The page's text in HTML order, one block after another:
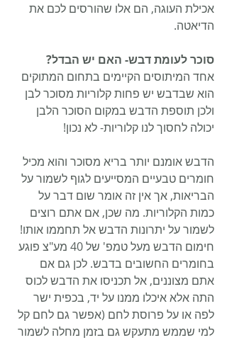
אכילת העוגה, הם אלו שהורסים לכם את
הדיאטה.
סוכר לעומת דבש- האם יש הבדל?
אחד המיתוסים הקיימים בתחום המתוקים
הוא שבדבש יש פחות קלוריות מסוכר לבן
ולכן תוספת הדבש במקום הסוכר הלבן
יכולה לחסוך לנו קלוריות- לא נכון!
הדבש אומנם יותר בריא מסוכר והוא מכיל
חומרים טבעיים המסייעים לגוף לשמור על
הבריאות, אך אין זה אומר שום דבר על
כמות הקלוריות. מה שכן, אם אתם רוצים
לשמור על יתרונות הדבש אל תחממו אותו!
חימום הדבש מעל טמפ' של 40 מע"צ פוגע
בחומרים החשובים בדבש. לכן גם אם
אתם מצוננים, אל תכניסו את הדבש לכוס
התה אלא איכלו ממנו על יד, בכפית ישר
לפה או על פרוסת לחם (אפשר גם לחם קל
למי שממש מתעקש גם בזמן מחלה לשמור